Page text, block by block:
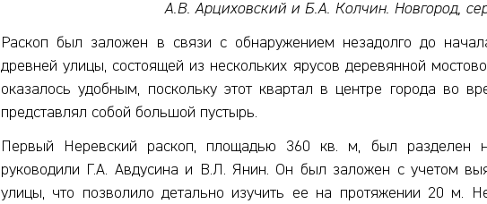
А.В. Арциховский и Б.А. Колчин. Новгород,
Раскоп был заложен в связи с обнаружением незадолго до
древней улицы, состоящей из нескольких ярусов деревянной
оказалось удобным, поскольку этот квартал в центре города во
представлял собой большой пустырь.
Первый Неревский раскоп, площадью 360 кв. м, был разделен
руководили Г.А. Авдусина и В.Л. Янин. Он был заложен с учетом
улицы, что позволило детально изучить ее на протяжении 20 м.